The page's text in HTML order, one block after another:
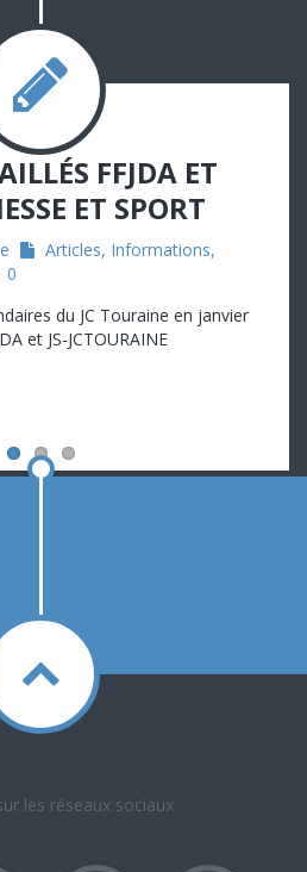
FFJDA ET
ET SPORT
Articles, Informations,
0
du JC Touraine en janvier
et JS-JCTOURAINE
les réseaux sociaux